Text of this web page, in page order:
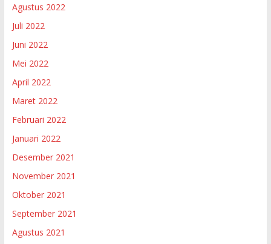
Agustus 2022
Juli 2022
Juni 2022
Mei 2022
April 2022
Maret 2022
Februari 2022
Januari 2022
Desember 2021
November 2021
Oktober 2021
September 2021
Agustus 2021